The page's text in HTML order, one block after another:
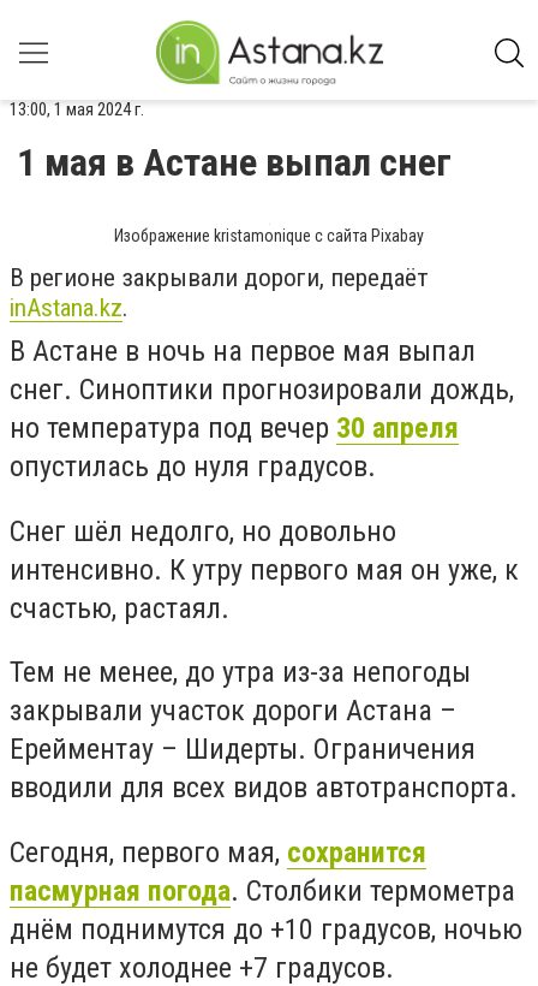
13:00, 1 мая 2024 г.
1 мая в Астане выпал снег
Изображение kristamonique с сайта Pixabay
В регионе закрывали дороги, передаёт
inAstana.kz.
В Астане в ночь на первое мая выпал
снег. Синоптики прогнозировали дождь,
но температура под вечер 30 апреля
опустилась до нуля градусов.
Снег шёл недолго, но довольно
интенсивно. К утру первого мая он уже, к
счастью, растаял.
Тем не менее, до утра из-за непогоды
закрывали участок дороги Астана –
Ерейментау – Шидерты. Ограничения
вводили для всех видов автотранспорта.
Сегодня, первого мая, сохранится
пасмурная погода. Столбики термометра
днём поднимутся до +10 градусов, ночью
не будет холоднее +7 градусов.